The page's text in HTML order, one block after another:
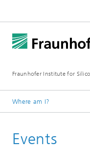
Fraunhofer Institute for
Where am I?
Events